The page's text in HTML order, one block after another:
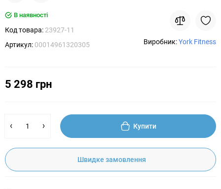
В наявності
Код товара: 23927-11
Артикул: 00014961320305 Виробник:York Fitness
5 298 грн
Купити
Швидке замовлення